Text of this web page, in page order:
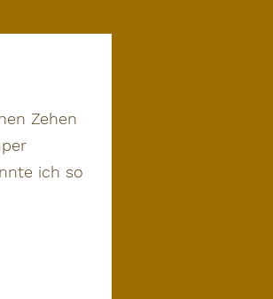
Zehen
ich so